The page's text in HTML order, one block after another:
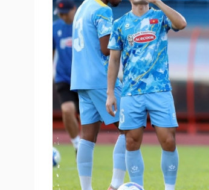
Ăn sạch sống khỏe
Cải chính